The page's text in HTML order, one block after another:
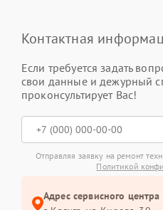
Контактная
Если требуется задать
свои данные и дежурный
проконсультирует Вас!
Отправляя заявку на ремонт
Политикой
Адрес сервисного центра